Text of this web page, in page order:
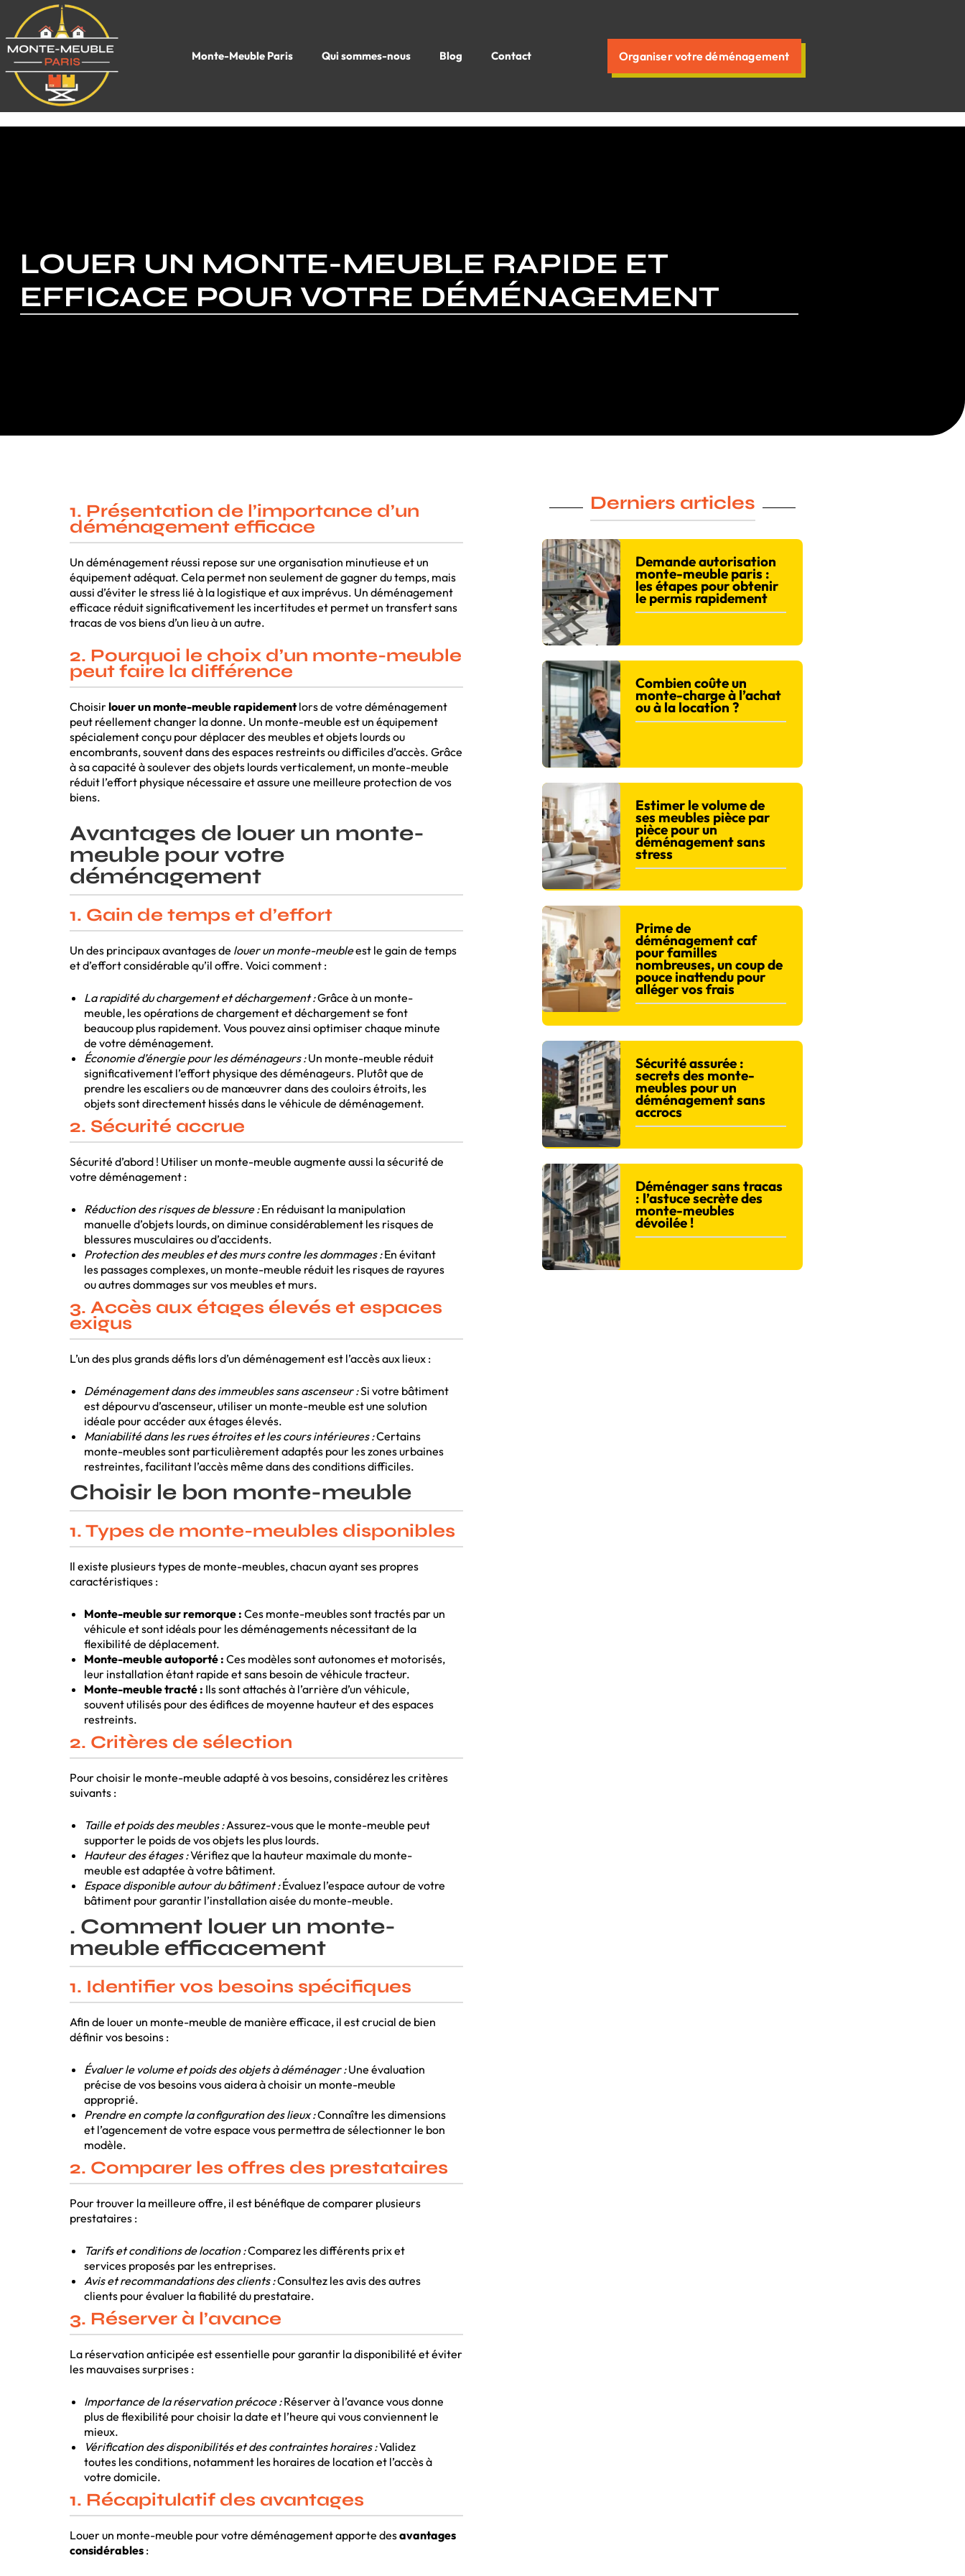
Monte-Meuble Paris Qui sommes-nous Blog Contact Organiser votre déménagement
LOUER UN MONTE-MEUBLE RAPIDE ET
EFFICACE POUR VOTRE DÉMÉNAGEMENT
1. Présentation de l’importance d’un
déménagement efficace
Un déménagement réussi repose sur une organisation minutieuse et un
équipement adéquat. Cela permet non seulement de gagner du temps, mais
aussi d’éviter le stress lié à la logistique et aux imprévus. Un déménagement
efficace réduit significativement les incertitudes et permet un transfert sans
tracas de vos biens d’un lieu à un autre.
2. Pourquoi le choix d’un monte-meuble
peut faire la différence
Choisirlouer un monte-meuble rapidementlors de votre déménagement
peut réellement changer la donne. Un monte-meuble est un équipement
spécialement conçu pour déplacer des meubles et objets lourds ou
encombrants, souvent dans des espaces restreints ou difficiles d’accès. Grâce
à sa capacité à soulever des objets lourds verticalement, un monte-meuble
réduit l’effort physique nécessaire et assure une meilleure protection de vos
biens.
Avantages de louer un monte-
meuble pour votre
déménagement
1. Gain de temps et d’effort
Un des principaux avantages de louer un monte-meubleest le gain de temps
et d’effort considérable qu’il offre. Voici comment :
La rapidité du chargement et déchargement :Grâce à un monte-
meuble, les opérations de chargement et déchargement se font
beaucoup plus rapidement. Vous pouvez ainsi optimiser chaque minute
de votre déménagement.
Économie d’énergie pour les déménageurs :Un monte-meuble réduit
significativement l’effort physique des déménageurs. Plutôt que de
prendre les escaliers ou de manœuvrer dans des couloirs étroits, les
objets sont directement hissés dans le véhicule de déménagement.
2. Sécurité accrue
Sécurité d’abord ! Utiliser un monte-meuble augmente aussi la sécurité de
votre déménagement :
Réduction des risques de blessure :En réduisant la manipulation
manuelle d’objets lourds, on diminue considérablement les risques de
blessures musculaires ou d’accidents.
Protection des meubles et des murs contre les dommages :En évitant
les passages complexes, un monte-meuble réduit les risques de rayures
ou autres dommages sur vos meubles et murs.
3. Accès aux étages élevés et espaces
exigus
L’un des plus grands défis lors d’un déménagement est l’accès aux lieux :
Déménagement dans des immeubles sans ascenseur :Si votre bâtiment
est dépourvu d’ascenseur, utiliser un monte-meuble est une solution
idéale pour accéder aux étages élevés.
Maniabilité dans les rues étroites et les cours intérieures :Certains
monte-meubles sont particulièrement adaptés pour les zones urbaines
restreintes, facilitant l’accès même dans des conditions difficiles.
Choisir le bon monte-meuble
1. Types de monte-meubles disponibles
Il existe plusieurs types de monte-meubles, chacun ayant ses propres
caractéristiques :
Monte-meuble sur remorque : Ces monte-meubles sont tractés par un
véhicule et sont idéals pour les déménagements nécessitant de la
flexibilité de déplacement.
Monte-meuble autoporté : Ces modèles sont autonomes et motorisés,
leur installation étant rapide et sans besoin de véhicule tracteur.
Monte-meuble tracté : Ils sont attachés à l’arrière d’un véhicule,
souvent utilisés pour des édifices de moyenne hauteur et des espaces
restreints.
2. Critères de sélection
Pour choisir le monte-meuble adapté à vos besoins, considérez les critères
suivants :
Taille et poids des meubles :Assurez-vous que le monte-meuble peut
supporter le poids de vos objets les plus lourds.
Hauteur des étages :Vérifiez que la hauteur maximale du monte-
meuble est adaptée à votre bâtiment.
Espace disponible autour du bâtiment :Évaluez l’espace autour de votre
bâtiment pour garantir l’installation aisée du monte-meuble.
. Comment louer un monte-
meuble efficacement
1. Identifier vos besoins spécifiques
Afin de louer un monte-meuble de manière efficace, il est crucial de bien
définir vos besoins :
Évaluer le volume et poids des objets à déménager :Une évaluation
précise de vos besoins vous aidera à choisir un monte-meuble
approprié.
Prendre en compte la configuration des lieux :Connaître les dimensions
et l’agencement de votre espace vous permettra de sélectionner le bon
modèle.
2. Comparer les offres des prestataires
Pour trouver la meilleure offre, il est bénéfique de comparer plusieurs
prestataires :
Tarifs et conditions de location :Comparez les différents prix et
services proposés par les entreprises.
Avis et recommandations des clients :Consultez les avis des autres
clients pour évaluer la fiabilité du prestataire.
3. Réserver à l’avance
La réservation anticipée est essentielle pour garantir la disponibilité et éviter
les mauvaises surprises :
Importance de la réservation précoce :Réserver à l’avance vous donne
plus de flexibilité pour choisir la date et l’heure qui vous conviennent le
mieux.
Vérification des disponibilités et des contraintes horaires :Validez
toutes les conditions, notamment les horaires de location et l’accès à
votre domicile.
1. Récapitulatif des avantages
Louer un monte-meuble pour votre déménagement apporte desavantages
considérables:
Derniers articles
Demande autorisation
monte-meuble paris :
les étapes pour obtenir
le permis rapidement
Combien coûte un
monte-charge à l’achat
ou à la location ?
Estimer le volume de
ses meubles pièce par
pièce pour un
déménagement sans
stress
Prime de
déménagement caf
pour familles
nombreuses, un coup de
pouce inattendu pour
alléger vos frais
Sécurité assurée :
secrets des monte-
meubles pour un
déménagement sans
accrocs
Déménager sans tracas
: l’astuce secrète des
monte-meubles
dévoilée !